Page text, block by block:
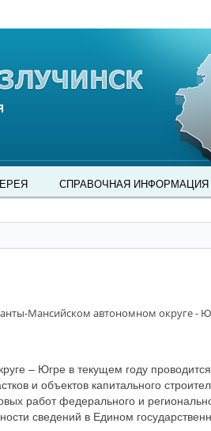
СПРАВОЧНАЯ ИНФОРМАЦИЯ
Мансийском автономном округе -
– Югре в текущем году
и объектов капитального
работ федерального и
сведений в Едином